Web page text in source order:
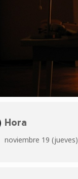
Hora
noviembre 19 (jueves)